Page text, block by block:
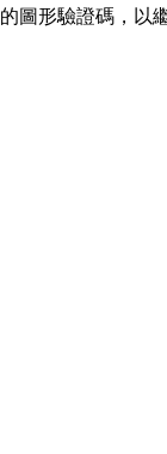
圖形驗證碼，以